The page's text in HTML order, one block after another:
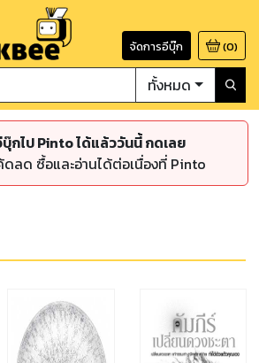
จัดการอีบุ๊ก (0)
ทั้งหมด
กไป Pinto ได้แล้ววันนี้ กดเลย
ลด ซื้อและอ่านได้ต่อเนื่องที่ Pinto